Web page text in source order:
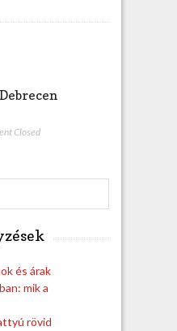
Closed
e
és árak
mik a
rövid